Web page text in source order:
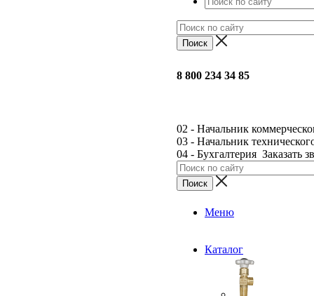
8 800 234 34 85
02 - Начальник
03 - Начальник
04 - Бухгалтерия Заказать
Меню
Каталог